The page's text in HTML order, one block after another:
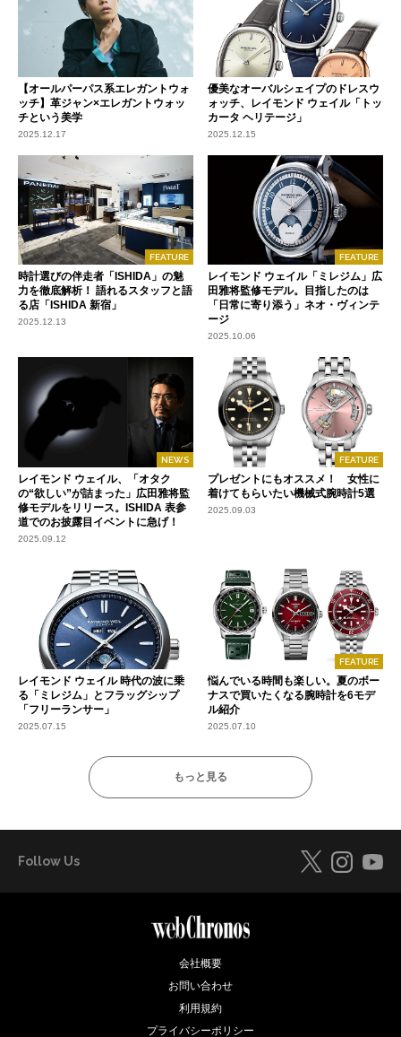
【オールパーパス系エレガントウォ
ッチ】革ジャン×エレガントウォッ
チという美学
2025.12.17
優美なオーバルシェイプのドレスウ
ォッチ、レイモンド ウェイル「トッ
カータ ヘリテージ」
2025.12.15
FEATURE
時計選びの伴走者「ISHIDA」の魅
力を徹底解析！ 語れるスタッフと語
る店「ISHIDA 新宿」
2025.12.13
FEATURE
レイモンド ウェイル「ミレジム」広
田雅将監修モデル。目指したのは
「日常に寄り添う」ネオ・ヴィンテ
ージ
2025.10.06
NEWS
レイモンド ウェイル、「オタク
の“欲しい”が詰まった」広田雅将監
修モデルをリリース。ISHIDA 表参
道でのお披露目イベントに急げ！
2025.09.12
FEATURE
プレゼントにもオススメ！ 女性に
着けてもらいたい機械式腕時計5選
2025.09.03
レイモンド ウェイル 時代の波に乗
る「ミレジム」とフラッグシップ
「フリーランサー」
2025.07.15
FEATURE
悩んでいる時間も楽しい。夏のボー
ナスで買いたくなる腕時計を6モデ
ル紹介
2025.07.10
もっと見る
Follow Us
会社概要
お問い合わせ
利用規約
プライバシーポリシー